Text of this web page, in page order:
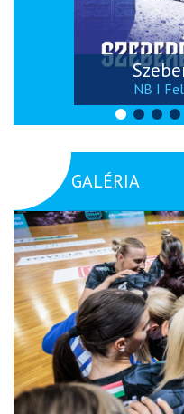
NB I
GALÉRIA